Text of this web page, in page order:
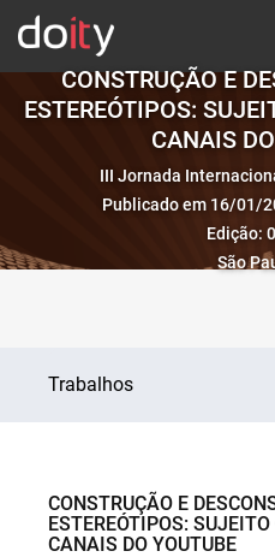
CONSTRUÇÃO E
ESTEREÓTIPOS:
CANAIS
III Jornada
Publicado em 16/01/
Edição:
São
Trabalhos
CONSTRUÇÃO E
ESTEREÓTIPOS:
CANAIS DO YOUTUBE